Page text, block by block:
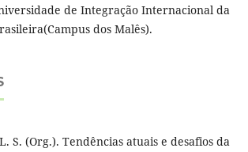
de Integração Internacional da
dos Malês).
S. (Org.). Tendências atuais e desafios da